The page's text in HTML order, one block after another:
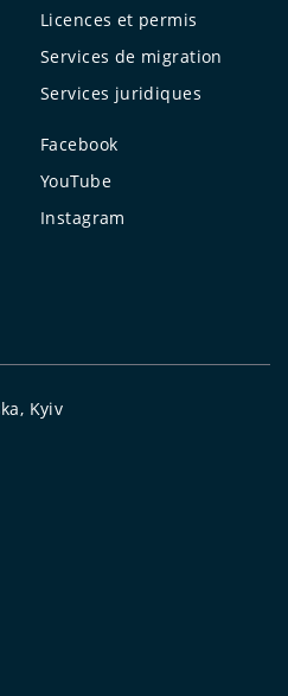
Licences et permis
Services de migration
Services juridiques
Facebook
YouTube
Instagram
Kyiv